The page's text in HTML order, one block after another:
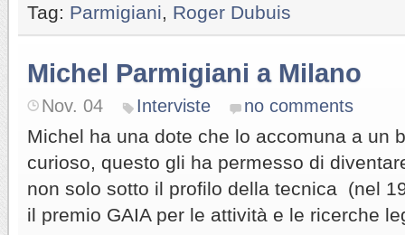
Tag: Parmigiani Roger Dubuis
Michel Parmigiani a Milano
Nov. 04 Interviste no comments
Michel ha una dote che lo accomuna a un
curioso, questo gli ha permesso di
non solo sotto il profilo della tecnica (nel
il premio GAIA per le attività e le ricerche